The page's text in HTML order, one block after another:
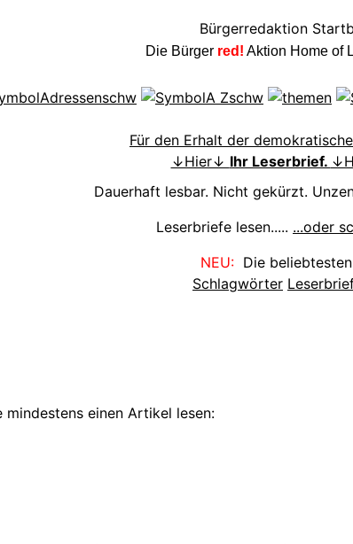
Die Bürger red! Aktion Home of
Für den Erhalt der
↓Hier↓ Ihr Leserbrief.
Dauerhaft lesbar. Nicht gekürzt.
Leserbriefe lesen..... ...oder
NEU:Die
Schlagwörter
mindestens einen Artikel lesen: